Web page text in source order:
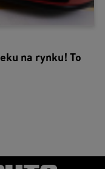
na rynku! To